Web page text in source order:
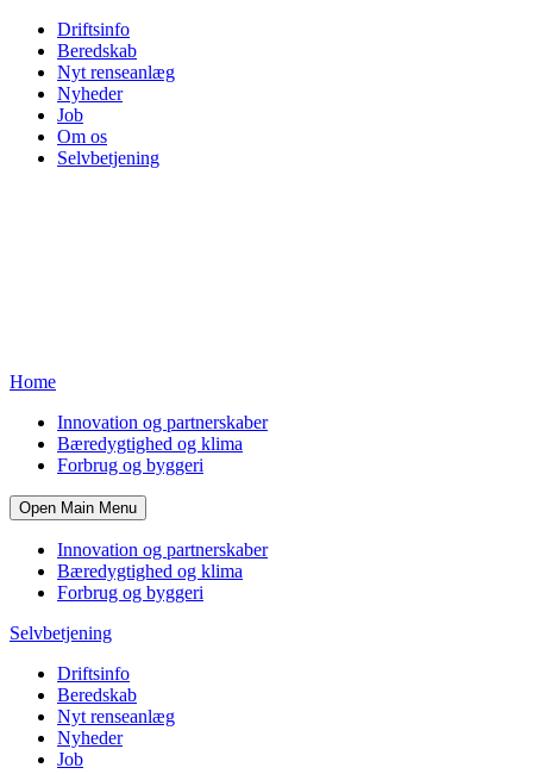
Driftsinfo
Beredskab
Nyt renseanlæg
Nyheder
Job
Om os
Selvbetjening
Home
Innovation og partnerskaber
Bæredygtighed og klima
Forbrug og byggeri
Open Main Menu
Innovation og partnerskaber
Bæredygtighed og klima
Forbrug og byggeri
Selvbetjening
Driftsinfo
Beredskab
Nyt renseanlæg
Nyheder
Job